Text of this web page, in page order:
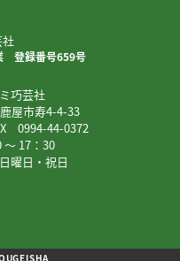
登録番号659号
巧芸社
屋市寿4-4-33
0994-44-0372
17：30
日・祝日